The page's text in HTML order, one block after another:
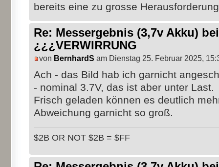
bereits eine zu grosse
Re: Messergebnis (3,7v Akku)
¿¿¿VERWIRRUNG
von BernhardS am Dienstag 25. Februar 2025,
Ach - das Bild hab ich garnicht
- nominal 3.7V, das ist aber unter Last.
Frisch geladen können es deutlich
Abweichung garnicht so groß.
$2B OR NOT $2B = $FF